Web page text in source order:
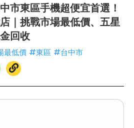
市東區手機超便宜首選！
｜挑戰市場最低價、五星
回收
最低價 #東區 #台中市